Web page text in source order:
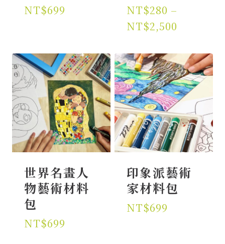
NT$699 NT$280 –
NT$2,500
範
圍：
NT$280
到
世界名畫人
物藝術材料
包
NT$699
印象派藝術
家材料包
NT$699